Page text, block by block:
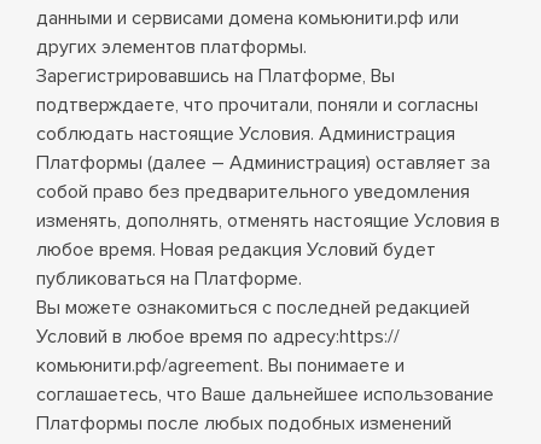
данными и сервисами домена комьюнити.рф или
других элементов платформы.
Зарегистрировавшись на Платформе, Вы
подтверждаете, что прочитали, поняли и согласны
соблюдать настоящие Условия. Администрация
Платформы (далее – Администрация) оставляет за
собой право без предварительного уведомления
изменять, дополнять, отменять настоящие Условия в
любое время. Новая редакция Условий будет
публиковаться на Платформе.
Вы можете ознакомиться с последней редакцией
Условий в любое время по адресу:https://
комьюнити.рф/agreement. Вы понимаете и
соглашаетесь, что Ваше дальнейшее использование
Платформы после любых подобных изменений